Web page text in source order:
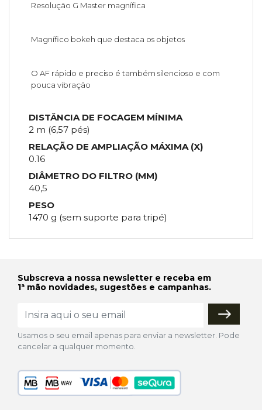
Resolução G Master magnífica
Magnífico bokeh que destaca os objetos
O AF rápido e preciso é também silencioso e com
pouca vibração
DISTÂNCIA DE FOCAGEM MÍNIMA
2 m (6,57 pés)
RELAÇÃO DE AMPLIAÇÃO MÁXIMA (X)
0.16
DIÂMETRO DO FILTRO (MM)
40,5
PESO
1470 g (sem suporte para tripé)
Subscreva a nossa newsletter e receba em
1ª mão novidades, sugestões e campanhas.
Usamos o seu email apenas para enviar a newsletter. Pode
cancelar a qualquer momento.